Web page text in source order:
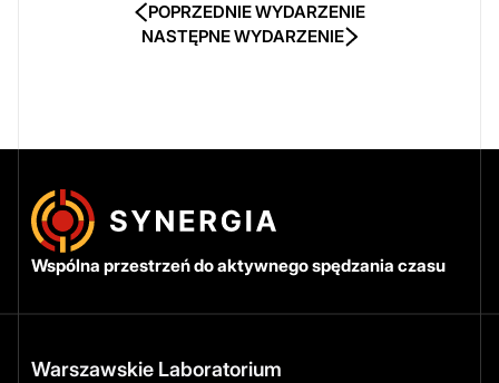
POPRZEDNIE WYDARZENIE
NASTĘPNE WYDARZENIE
Wspólna przestrzeń do aktywnego spędzania czasu
Warszawskie Laboratorium